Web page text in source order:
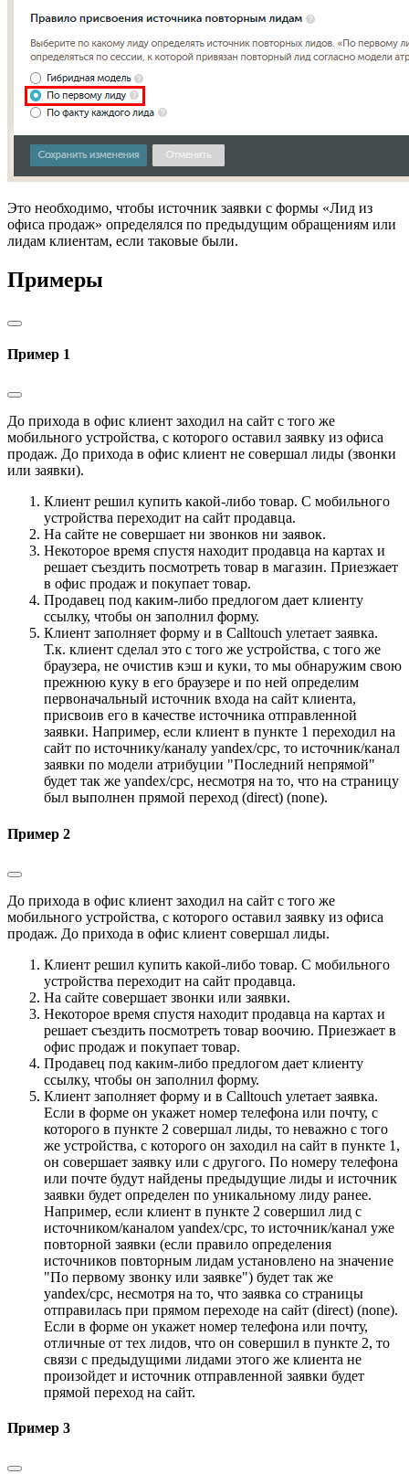
Это необходимо, чтобы источник заявки с формы «Лид из
офиса продаж» определялся по предыдущим обращениям или
лидам клиентам, если таковые были.
Примеры
Пример 1
До прихода в офис клиент заходил на сайт с того же
мобильного устройства, с которого оставил заявку из офиса
продаж. До прихода в офис клиент не совершал лиды (звонки
или заявки).
Клиент решил купить какой-либо товар. С мобильного
устройства переходит на сайт продавца.
На сайте не совершает ни звонков ни заявок.
Некоторое время спустя находит продавца на картах и
решает съездить посмотреть товар в магазин. Приезжает
в офис продаж и покупает товар.
Продавец под каким-либо предлогом дает клиенту
ссылку, чтобы он заполнил форму.
Клиент заполняет форму и в Calltouch улетает заявка.
Т.к. клиент сделал это с того же устройства, с того же
браузера, не очистив кэш и куки, то мы обнаружим свою
прежнюю куку в его браузере и по ней определим
первоначальный источник входа на сайт клиента,
присвоив его в качестве источника отправленной
заявки. Например, если клиент в пункте 1 переходил на
сайт по источнику/каналу yandex/cpc, то источник/канал
заявки по модели атрибуции "Последний непрямой"
будет так же yandex/cpc, несмотря на то, что на страницу
был выполнен прямой переход (direct) (none).
Пример 2
До прихода в офис клиент заходил на сайт с того же
мобильного устройства, с которого оставил заявку из офиса
продаж. До прихода в офис клиент совершал лиды.
Клиент решил купить какой-либо товар. С мобильного
устройства переходит на сайт продавца.
На сайте совершает звонки или заявки.
Некоторое время спустя находит продавца на картах и
решает съездить посмотреть товар воочию. Приезжает в
офис продаж и покупает товар.
Продавец под каким-либо предлогом дает клиенту
ссылку, чтобы он заполнил форму.
Клиент заполняет форму и в Calltouch улетает заявка.
Если в форме он укажет номер телефона или почту, с
которого в пункте 2 совершал лиды, то неважно с того
же устройства, с которого он заходил на сайт в пункте 1,
он совершает заявку или с другого. По номеру телефона
или почте будут найдены предыдущие лиды и источник
заявки будет определен по уникальному лиду ранее.
Например, если клиент в пункте 2 совершил лид с
источником/каналом yandex/cpc, то источник/канал уже
повторной заявки (если правило определения
источников повторным лидам установлено на значение
"По первому звонку или заявке") будет так же
yandex/cpc, несмотря на то, что заявка со страницы
отправилась при прямом переходе на сайт (direct) (none).
Если в форме он укажет номер телефона или почту,
отличные от тех лидов, что он совершил в пункте 2, то
связи с предыдущими лидами этого же клиента не
произойдет и источник отправленной заявки будет
прямой переход на сайт.
Пример 3